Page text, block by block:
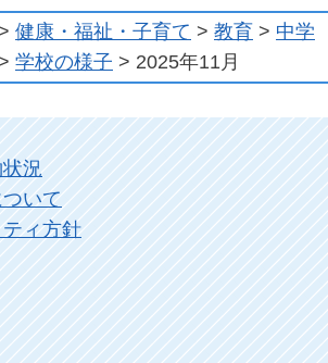
> 健康・福祉・子育て > 教育 > 中学
> 学校の様子 > 2025年11月
況
いて
ィ方針